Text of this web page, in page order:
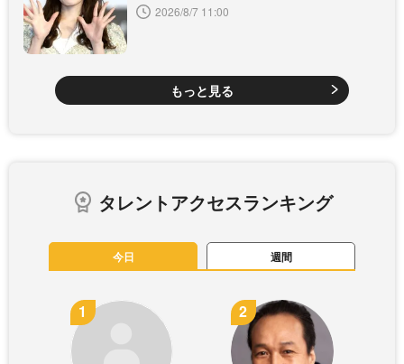
2026/8/7 11:00
もっと見る
タレントアクセスランキング
今日 週間